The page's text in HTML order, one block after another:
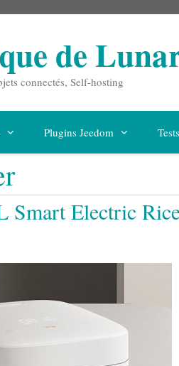
de
connectés, Self-hosting
Plugins Jeedom
Electric